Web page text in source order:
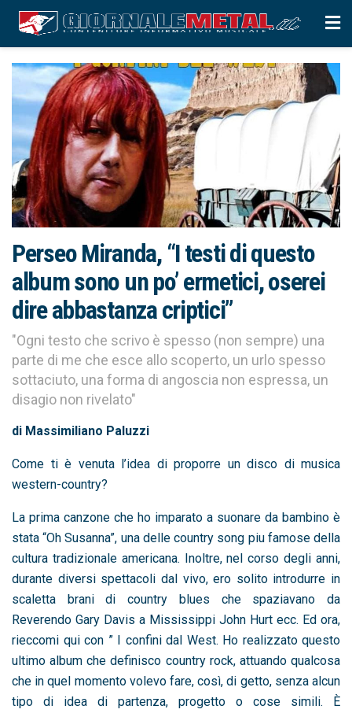
Perseo Miranda, “I testi di questo
album sono un po’ ermetici, oserei
dire abbastanza criptici”
"Ogni testo che scrivo è spesso (non sempre) una
parte di me che esce allo scoperto, un urlo spesso
sottaciuto, una forma di angoscia non espressa, un
disagio non rivelato"
di Massimiliano Paluzzi
Come ti è venuta l’idea di proporre un disco di musica
western-country?
La prima canzone che ho imparato a suonare da bambino è
stata “Oh Susanna”, una delle country song piu famose della
cultura tradizionale americana. Inoltre, nel corso degli anni,
durante diversi spettacoli dal vivo, ero solito introdurre in
scaletta brani di country blues che spaziavano da
Reverendo Gary Davis a Mississippi John Hurt ecc. Ed ora,
rieccomi qui con ” I confini dal West. Ho realizzato questo
ultimo album che definisco country rock, attuando qualcosa
che in quel momento volevo fare, così, di getto, senza alcun
tipo di idea di partenza, progetto o cose simili. È